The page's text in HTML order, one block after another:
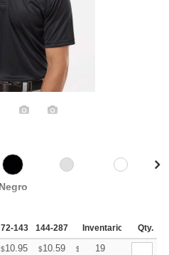
Negro
72-143 144-287 288 + Mas
Inventario Qty.
$10.95 $10.59 $ 10.41
19